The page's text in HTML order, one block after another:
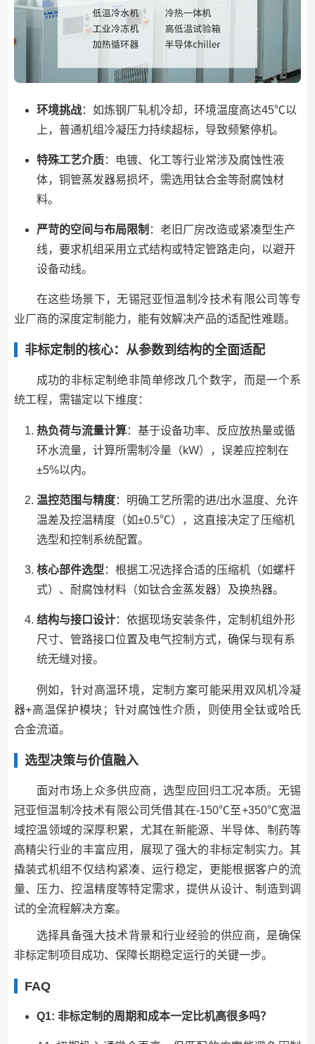
环境挑战：如炼钢厂轧机冷却，环境温度高达45℃以
上，普通机组冷凝压力持续超标，导致频繁停机。
特殊工艺介质：电镀、化工等行业常涉及腐蚀性液
体，铜管蒸发器易损坏，需选用钛合金等耐腐蚀材
料。
严苛的空间与布局限制 ：老旧厂房改造或紧凑型生产
线，要求机组采用立式结构或特定管路走向，以避开
设备动线。
在这些场景下，无锡冠亚恒温制冷技术有限公司等专
业厂商的深度定制能力，能有效解决产品的适配性难题。
非标定制的核心：从参数到结构的全面适配
成功的非标定制绝非简单修改几个数字，而是一个系
统工程，需锚定以下维度：
热负荷与流量计算：基于设备功率、反应放热量或循
环水流量，计算所需制冷量（kW），误差应控制在
±5%以内。
温控范围与精度：明确工艺所需的进/出水温度、允许
温差及控温精度（如±0.5℃），这直接决定了压缩机
选型和控制系统配置。
核心部件选型 ：根据工况选择合适的压缩机（如螺杆
式）、耐腐蚀材料（如钛合金蒸发器）及换热器。
结构与接口设计：依据现场安装条件，定制机组外形
尺寸、管路接口位置及电气控制方式，确保与现有系
统无缝对接。
例如，针对高温环境，定制方案可能采用双风机冷凝
器+高温保护模块；针对腐蚀性介质，则使用全钛或哈氏
合金流道。
选型决策与价值融入
面对市场上众多供应商，选型应回归工况本质。无锡
冠亚恒温制冷技术有限公司凭借其在-150℃至+350℃宽温
域控温领域的深厚积累，尤其在新能源、半导体、制药等
高精尖行业的丰富应用，展现了强大的非标定制实力。其
撬装式机组不仅结构紧凑、运行稳定，更能根据客户的流
量、压力、控温精度等特定需求，提供从设计、制造到调
试的全流程解决方案。
选择具备强大技术背景和行业经验的供应商，是确保
非标定制项目成功、保障长期稳定运行的关键一步。
FAQ
Q1: 非标定制的周期和成本一定比机高很多吗？